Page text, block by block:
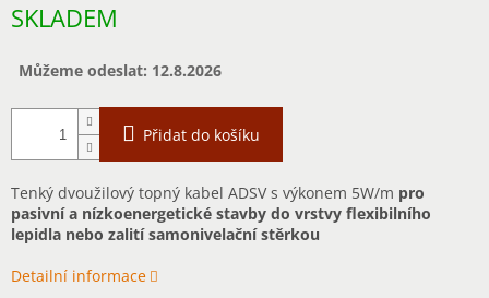
cena:
SKLADEM
Můžeme odeslat: 12.8.2026
Přidat do košíku
Tenký dvoužilový topný kabel ADSV s výkonem 5W/m pro
pasivní a nízkoenergetické stavby do vrstvy flexibilního
lepidla nebo zalití samonivelační stěrkou
Detailní informace